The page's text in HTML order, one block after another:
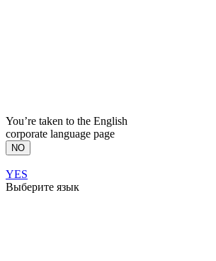
You’re taken to the English
corporate language page
NO
YES
Выберите язык